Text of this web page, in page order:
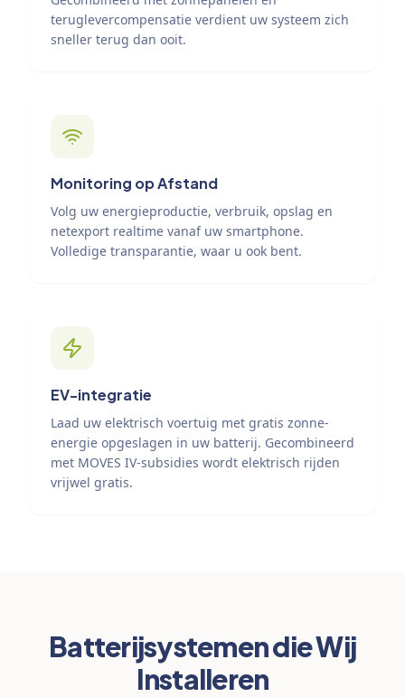
teruglevercompensatie verdient uw systeem zich
sneller terug dan ooit.
Monitoring op Afstand
Volg uw energieproductie, verbruik, opslag en
netexport realtime vanaf uw smartphone.
Volledige transparantie, waar u ook bent.
EV-integratie
Laad uw elektrisch voertuig met gratis zonne-
energie opgeslagen in uw batterij. Gecombineerd
met MOVES IV-subsidies wordt elektrisch rijden
vrijwel gratis.
Batterijsystemen die Wij
Installeren